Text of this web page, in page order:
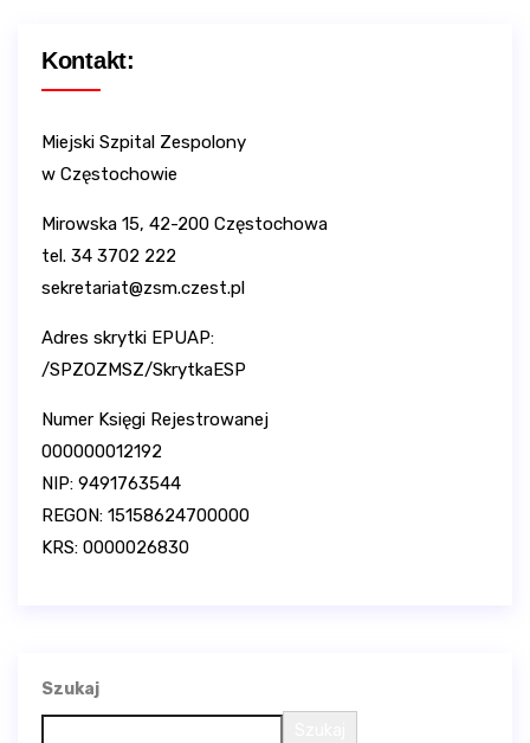
Kontakt:
Miejski Szpital Zespolony
w Częstochowie
Mirowska 15, 42-200 Częstochowa
tel. 34 3702 222
sekretariat@zsm.czest.pl
Adres skrytki EPUAP:
/SPZOZMSZ/SkrytkaESP
Numer Księgi Rejestrowanej
000000012192
NIP: 9491763544
REGON: 15158624700000
KRS: 0000026830
Szukaj